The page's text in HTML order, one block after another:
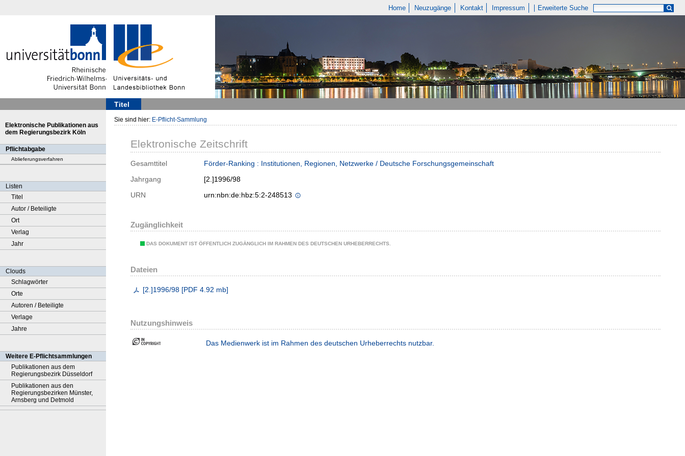
Home Neuzugänge Kontakt Impressum Erweiterte Suche
Titel
Elektronische Publikationen aus
dem Regierungsbezirk Köln
Pflichtabgabe
Ablieferungsverfahren
Listen
Titel
Autor / Beteiligte
Ort
Verlag
Jahr
Clouds
Schlagwörter
Orte
Autoren / Beteiligte
Verlage
Jahre
Weitere E-Pflichtsammlungen
Publikationen aus dem
Regierungsbezirk Düsseldorf
Publikationen aus den
Regierungsbezirken Münster,
Arnsberg und Detmold
Sie sind hier: E-Pflicht-Sammlung
Elektronische Zeitschrift
Gesamttitel
Förder-Ranking : Institutionen, Regionen, Netzwerke / Deutsche Forschungsgemeinschaft
Jahrgang
[2.]1996/98
URN
urn:nbn:de:hbz:5:2-248513
Zugänglichkeit
DAS DOKUMENT IST ÖFFENTLICH ZUGÄNGLICH IM RAHMEN DES DEUTSCHEN URHEBERRECHTS.
Dateien
[2.]1996/98 [PDF 4.92 mb]
Nutzungshinweis
Das Medienwerk ist im Rahmen des deutschen Urheberrechts nutzbar.